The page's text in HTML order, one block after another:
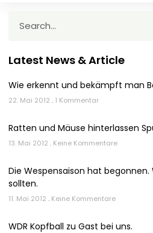
Latest News & Article
Wie erkennt und bekämpft man
22. Mai 2012 1 Kommentar
Ratten und Mäuse hinterlassen
13. Mai 2012 Keine Kommentare
Die Wespensaison hat
sollten.
11. Mai 2012 Keine Kommentare
WDR Kopfball zu Gast bei uns.